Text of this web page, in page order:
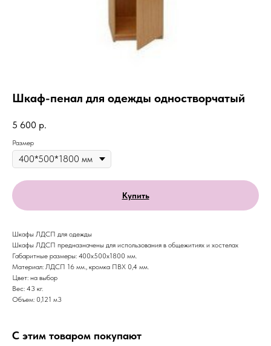
Шкаф-пенал для одежды одностворчатый
5 600 р.
Размер
Купить
Шкафы ЛДСП для одежды
Шкафы ЛДСП предназначены для использования в общежитиях и хостелах
Габаритные размеры: 400х500х1800 мм.
Материал: ЛДСП 16 мм., кромка ПВХ 0,4 мм.
Цвет: на выбор
Вес: 43 кг.
Объем: 0,121 м3
С этим товаром покупают